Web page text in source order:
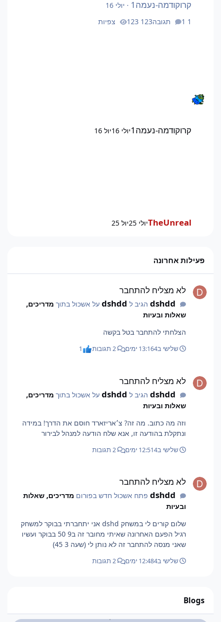
קרוקודמה-נעמה1 · יולי 16
1 תגובה
123 צפיות
קרוקודמה-נעמה1 יולי 16 יול 16
TheUnrealיולי 25 יול 25
פעילות אחרונה
לא מצליח להתחבר
dshddהגיב ל dshddעל אשכול בתוך מדריכים,
שאלות ובעיות
הצלחתי להתחבר בטל בקשה
שלישי ב13:164 ימים 1
לא מצליח להתחבר
dshddהגיב ל dshddעל אשכול בתוך מדריכים,
שאלות ובעיות
וזה מה כתוב. מה זה? צ׳אריזארד חוסם את הדרך! במידה
ונתקלת בהודעה זו, אנא שלח הודעה למנהל לבירור
שלישי ב12:514 ימים
לא מצליח להתחבר
dshddפתח אשכול חדש בפורום מדריכים, שאלות
ובעיות
שלום קורים לי במשחק dshd אני יתחברתי בבוקר למשחק
רגיל הפעם האחרונה שאיתי מחובר זה ב9 50 בבוקר ועשיו
שאני מנסה להתחבר זה לא נותן לי (שעה 3 45)
שלישי ב12:484 ימים
Blogs